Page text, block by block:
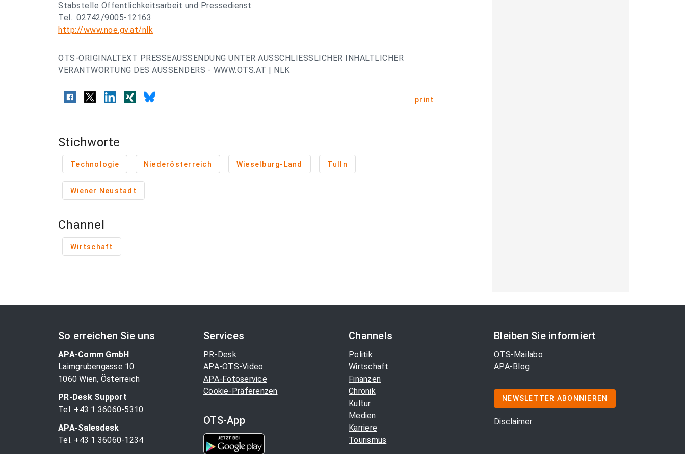
Stabstelle Öffentlichkeitsarbeit und Pressedienst
Tel.: 02742/9005-12163
http://www.noe.gv.at/nlk
OTS-ORIGINALTEXT PRESSEAUSSENDUNG UNTER AUSSCHLIESSLICHER INHALTLICHER
VERANTWORTUNG DES AUSSENDERS - WWW.OTS.AT | NLK
print
Stichworte
Technologie Niederösterreich Wieselburg-Land Tulln
Wiener Neustadt
Channel
Wirtschaft
So erreichen Sie uns
APA-Comm GmbH
Laimgrubengasse 10
1060 Wien, Österreich
PR-Desk Support
Tel. +43 1 36060-5310
APA-Salesdesk
Tel. +43 1 36060-1234
Services
PR-Desk
APA-OTS-Video
APA-Fotoservice
Cookie-Präferenzen
OTS-App
Channels
Politik
Wirtschaft
Finanzen
Chronik
Kultur
Medien
Karriere
Tourismus
Bleiben Sie informiert
OTS-Mailabo
APA-Blog
NEWSLETTER ABONNIEREN
Disclaimer